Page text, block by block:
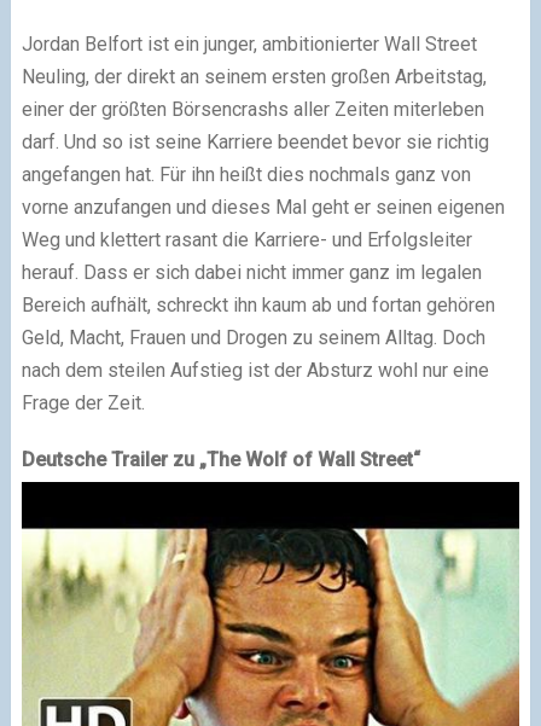
Jordan Belfort ist ein junger, ambitionierter Wall Street
Neuling, der direkt an seinem ersten großen Arbeitstag,
einer der größten Börsencrashs aller Zeiten miterleben
darf. Und so ist seine Karriere beendet bevor sie richtig
angefangen hat. Für ihn heißt dies nochmals ganz von
vorne anzufangen und dieses Mal geht er seinen eigenen
Weg und klettert rasant die Karriere- und Erfolgsleiter
herauf. Dass er sich dabei nicht immer ganz im legalen
Bereich aufhält, schreckt ihn kaum ab und fortan gehören
Geld, Macht, Frauen und Drogen zu seinem Alltag. Doch
nach dem steilen Aufstieg ist der Absturz wohl nur eine
Frage der Zeit.
Deutsche Trailer zu „The Wolf of Wall Street“